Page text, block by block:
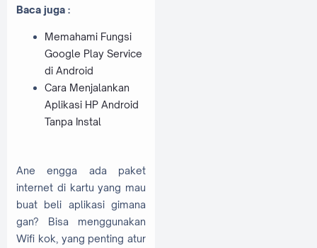
Baca juga :
Memahami Fungsi
Google Play Service
di Android
Cara Menjalankan
Aplikasi HP Android
Tanpa Instal
Ane engga ada paket
internet di kartu yang mau
buat beli aplikasi gimana
gan? Bisa menggunakan
Wifi kok, yang penting atur